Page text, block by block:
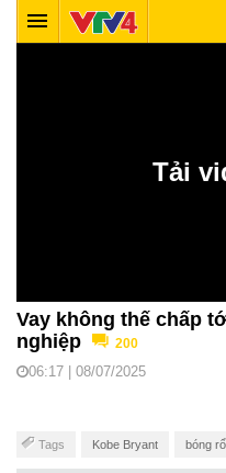
Vay không thế chấp
nghiệp
200
06:17 | 08/07/2025
Tags Kobe Bryant bóng rổ